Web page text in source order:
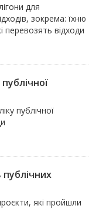
для
зокрема: їхню
перевозять відходи
публічної
які пройшли